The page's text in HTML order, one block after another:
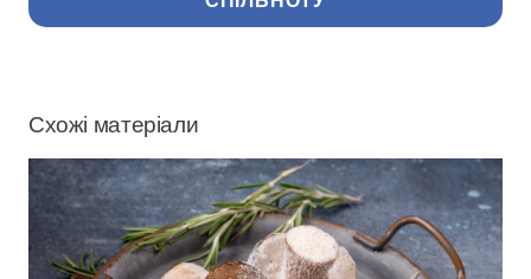
Схожі матеріали